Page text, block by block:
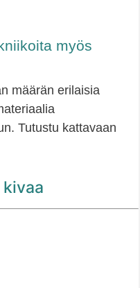
myös
määrän erilaisia
Tutustu kattavaan